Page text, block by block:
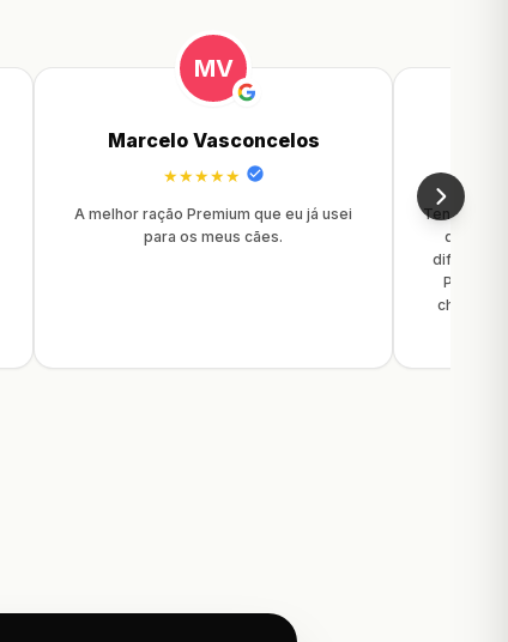
MV
Marcelo Vasconcelos
★★★★★
A melhor ração Premium que eu já usei
para os meus cães.
Tenho 5
que
dificil,
Percebi
cheios